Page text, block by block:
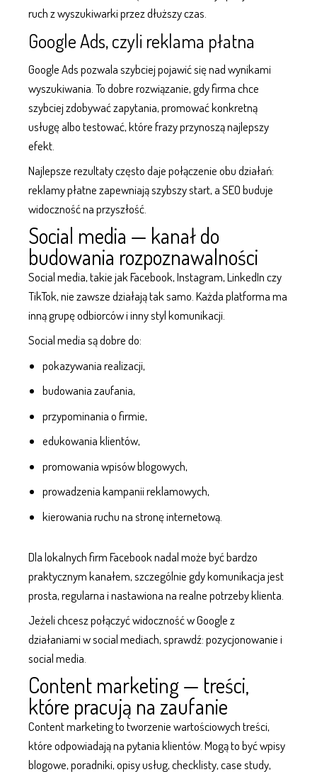
ruch z wyszukiwarki przez dłuższy czas.
Google Ads, czyli reklama płatna
Google Ads pozwala szybciej pojawić się nad wynikami
wyszukiwania. To dobre rozwiązanie, gdy firma chce
szybciej zdobywać zapytania, promować konkretną
usługę albo testować, które frazy przynoszą najlepszy
efekt.
Najlepsze rezultaty często daje połączenie obu działań:
reklamy płatne zapewniają szybszy start, a SEO buduje
widoczność na przyszłość.
Social media — kanał do
budowania rozpoznawalności
Social media, takie jak Facebook, Instagram, LinkedIn czy
TikTok, nie zawsze działają tak samo. Każda platforma ma
inną grupę odbiorców i inny styl komunikacji.
Social mediasą dobre do:
pokazywania realizacji,
budowania zaufania,
przypominania o firmie,
edukowania klientów,
promowania wpisów blogowych,
prowadzenia kampanii reklamowych,
kierowania ruchu na stronę internetową.
Dla lokalnych firm Facebook nadal może być bardzo
praktycznym kanałem, szczególnie gdy komunikacja jest
prosta, regularna i nastawiona na realne potrzeby klienta.
Jeżeli chcesz połączyć widoczność w Google z
działaniami w social mediach, sprawdź:pozycjonowanie i
social media
Content marketing — treści,
które pracują na zaufanie
Content marketing to tworzenie wartościowych treści,
które odpowiadają na pytania klientów. Mogą to być wpisy
blogowe, poradniki, opisy usług, checklisty, case study,